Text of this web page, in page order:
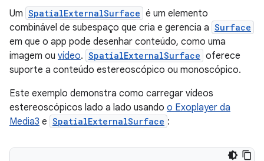
Um SpatialExternalSurface é um elemento
combinável de subespaço que cria e gerencia a Surface
em que o app pode desenhar conteúdo, como uma
imagem ou vídeo. SpatialExternalSurface oferece
suporte a conteúdo estereoscópico ou monoscópico.
Este exemplo demonstra como carregar vídeos
estereoscópicos lado a lado usando o Exoplayer da
Media3 e SpatialExternalSurface :